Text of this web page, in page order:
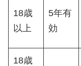
18歳
以上
5年有
効
18歳